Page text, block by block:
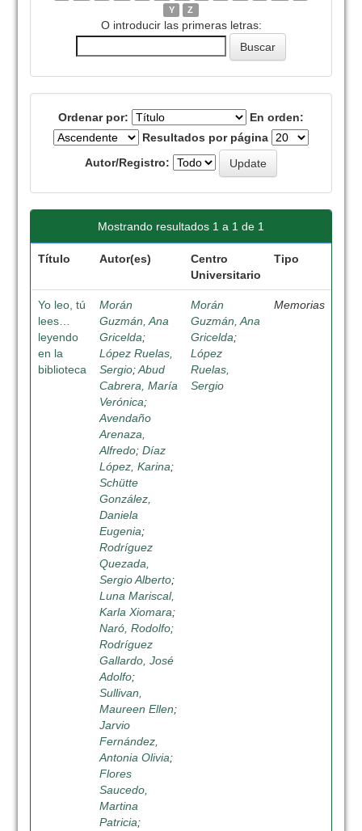
Y
Z
O introducir las primeras letras:
Ordenar por:
En orden:
Resultados por página
Autor/Registro:
Mostrando resultados 1 a 1 de 1
Título Autor(es)
Centro
Universitario
Tipo
Yo leo, tú
lees…
leyendo
en la
biblioteca
Morán
Guzmán, Ana
Gricelda;
López Ruelas,
Sergio;Abud
Cabrera, María
Verónica;
Avendaño
Arenaza,
Alfredo; Díaz
López, Karina;
Schütte
González,
Daniela
Eugenia;
Rodríguez
Quezada,
Sergio Alberto;
Luna Mariscal,
Karla Xiomara;
Naró, Rodolfo;
Rodríguez
Gallardo, José
Adolfo;
Sullivan,
Maureen Ellen;
Jarvio
Fernández,
Antonia Olivia;
Flores
Saucedo,
Martina
Patricia;
Morán
Guzmán, Ana
Gricelda;
López
Ruelas,
Sergio
Memorias